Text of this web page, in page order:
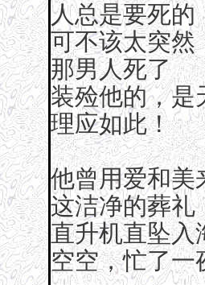
人总是要死的
可不该太突然
那男人死了
装殓他的，是
理应如此！
他曾用爱和美
这洁净的葬礼
直升机直坠入
空空，忙了一